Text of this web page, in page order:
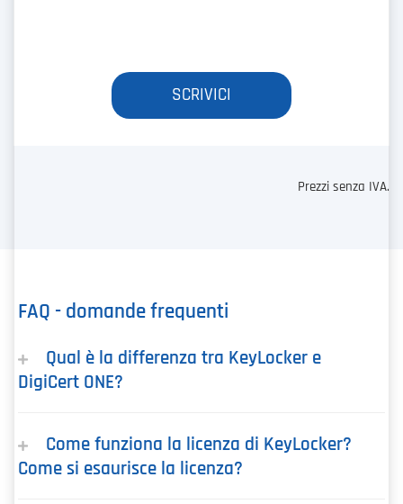
SCRIVICI
Prezzi senza IVA.
FAQ - domande frequenti
Qual è la differenza tra KeyLocker e
DigiCert ONE?
Come funziona la licenza di KeyLocker?
Come si esaurisce la licenza?